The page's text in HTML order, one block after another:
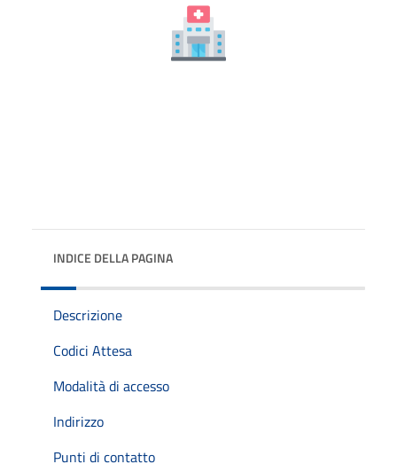
INDICE DELLA PAGINA
Descrizione
Codici Attesa
Modalità di accesso
Indirizzo
Punti di contatto